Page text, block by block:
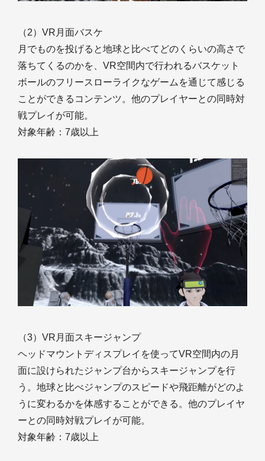
（2）VR月面バスケ
月でものを投げると地球と比べてどのくらいの高さで
落ちてくるのかを、VR空間内で行われるバスケット
ボールのフリースローライクなゲームを通じて感じる
ことができるコンテンツ。他のプレイヤーとの同時対
戦プレイが可能。
対象年齢：7歳以上
（3）VR月面スキージャンプ
ヘッドマウントディスプレイを使ってVR空間内の月
面に設けられたジャンプ台からスキージャンプを行
う。地球と比べジャンプのスピードや飛距離がどのよ
うに変わるかを体感することができる。他のプレイヤ
ーとの同時対戦プレイが可能。
対象年齢：7歳以上